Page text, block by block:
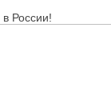
в России!